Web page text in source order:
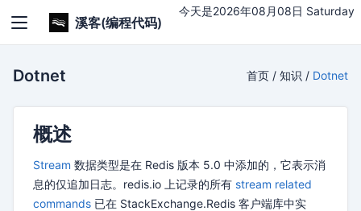
溪客(编程代码)
今天是2026年08月08日 Saturday
Dotnet 首页 / 知识 / Dotnet
概述
Stream 数据类型是在 Redis 版本 5.0 中添加的，它表示消
息的仅追加日志。redis.io 上记录的所有 stream related
commands 已在 StackExchange.Redis 客户端库中实